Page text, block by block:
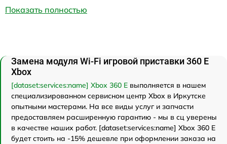
Показать полностью
Замена модуля Wi-Fi игровой приставки 360 E
Xbox
[dataset:services:name] Xbox 360 E выполняется в нашем
специализированном сервисном центр Xbox в Иркутске
опытными мастерами. На все виды услуг и запчасти
предоставляем расширенную гарантию - мы в сц уверены
в качестве наших работ. [dataset:services:name] Xbox 360 E
будет стоить на -15% дешевле при оформлении заказа на